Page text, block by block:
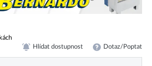
Hlídat dostupnost Dotaz/Poptat